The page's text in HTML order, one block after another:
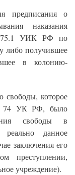
предписания о
наказания
75.1 УИК РФ по
либо получившее
в колонию-
которое
74 УК РФ, было
свободы в
реально данное
заключения его
преступлении,
учреждение).